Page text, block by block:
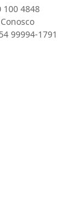
100 4848
99994-1791